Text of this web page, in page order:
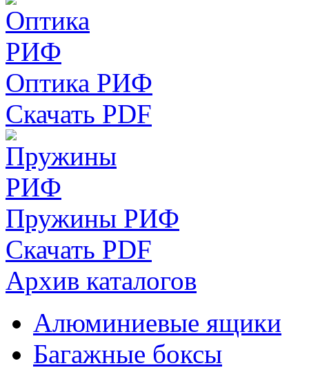
Оптика РИФ
Скачать PDF
Пружины РИФ
Скачать PDF
Архив каталогов
Алюминиевые ящики
Багажные боксы